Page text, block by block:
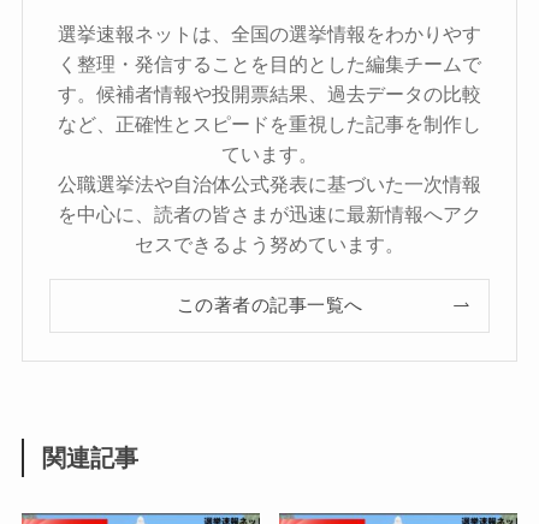
選挙速報ネットは、全国の選挙情報をわかりやす
く整理・発信することを目的とした編集チームで
す。候補者情報や投開票結果、過去データの比較
など、正確性とスピードを重視した記事を制作し
ています。
公職選挙法や自治体公式発表に基づいた一次情報
を中心に、読者の皆さまが迅速に最新情報へアク
セスできるよう努めています。
この著者の記事一覧へ
関連記事